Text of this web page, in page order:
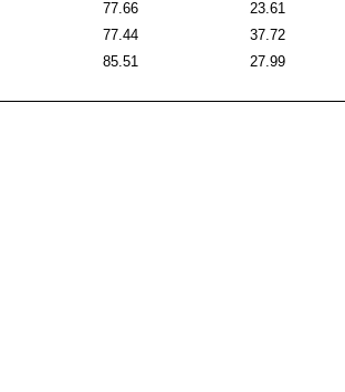
77.66
23.61
77.44
37.72
85.51 27.99